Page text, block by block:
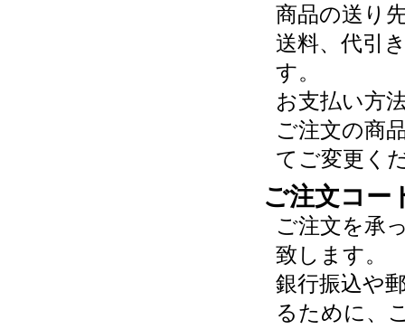
商品の送り
送料、代引
す。
お支払い方
ご注文の商
てご変更く
ご注文コー
ご注文を承
致します。
銀行振込や
るために、